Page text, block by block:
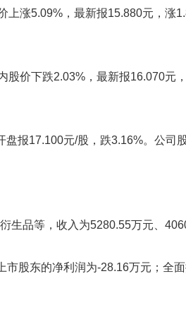
上涨5.09%，最新报15.880元，涨
股价下跌2.03%，最新报16.070元
报17.100元/股，跌3.16%。公司
生品等，收入为5280.55万元、
股东的净利润为-28.16万元；全